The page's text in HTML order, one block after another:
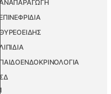
ΑΝΑΠΑΡΑΓΩΓΗ
ΕΠΙΝΕΦΡΙΔΙΑ
ΘΥΡΕΟΕΙΔΗΣ
ΛΙΠΙΔΙΑ
ΠΑΙΔΟΕΝΔΟΚΡΙΝΟΛΟΓΙΑ
ΣΔ
1